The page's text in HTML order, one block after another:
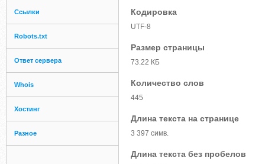
Ссылки
Robots.txt
Ответ сервера
Whois
Хостинг
Разное
Кодировка
UTF-8
Размер страницы
73.22 КБ
Количество слов
445
Длина текста на странице
3 397 симв.
Длина текста без пробелов